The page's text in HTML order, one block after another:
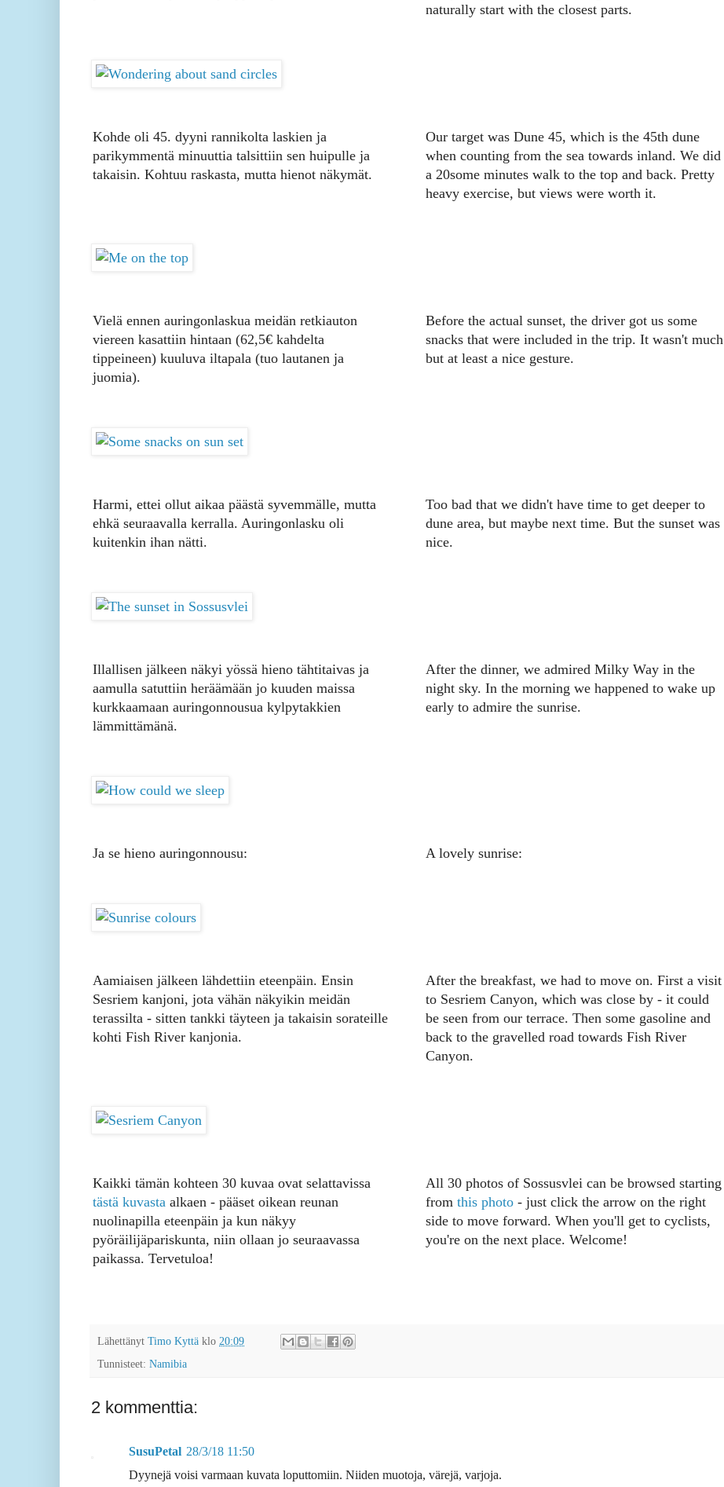
naturally start with the closest parts.
Kohde oli 45. dyyni rannikolta laskien ja
parikymmentä minuuttia talsittiin sen huipulle ja
takaisin. Kohtuu raskasta, mutta hienot näkymät.
Our target was Dune 45, which is the 45th dune
when counting from the sea towards inland. We did
a 20some minutes walk to the top and back. Pretty
heavy exercise, but views were worth it.
Vielä ennen auringonlaskua meidän retkiauton
viereen kasattiin hintaan (62,5€ kahdelta
tippeineen) kuuluva iltapala (tuo lautanen ja
juomia).
Before the actual sunset, the driver got us some
snacks that were included in the trip. It wasn't much
but at least a nice gesture.
Harmi, ettei ollut aikaa päästä syvemmälle, mutta
ehkä seuraavalla kerralla. Auringonlasku oli
kuitenkin ihan nätti.
Too bad that we didn't have time to get deeper to
dune area, but maybe next time. But the sunset was
nice.
Illallisen jälkeen näkyi yössä hieno tähtitaivas ja
aamulla satuttiin heräämään jo kuuden maissa
kurkkaamaan auringonnousua kylpytakkien
lämmittämänä.
After the dinner, we admired Milky Way in the
night sky. In the morning we happened to wake up
early to admire the sunrise.
Ja se hieno auringonnousu: A lovely sunrise:
Aamiaisen jälkeen lähdettiin eteenpäin. Ensin
Sesriem kanjoni, jota vähän näkyikin meidän
terassilta - sitten tankki täyteen ja takaisin sorateille
kohti Fish River kanjonia.
After the breakfast, we had to move on. First a visit
to Sesriem Canyon, which was close by - it could
be seen from our terrace. Then some gasoline and
back to the gravelled road towards Fish River
Canyon.
Kaikki tämän kohteen 30 kuvaa ovat selattavissa
tästä kuvasta alkaen - pääset oikean reunan
nuolinapilla eteenpäin ja kun näkyy
pyöräilijäpariskunta, niin ollaan jo seuraavassa
paikassa. Tervetuloa!
All 30 photos of Sossusvlei can be browsed starting
from this photo- just click the arrow on the right
side to move forward. When you'll get to cyclists,
you're on the next place. Welcome!
Lähettänyt Timo Kyttä klo 20:09
Tunnisteet: Namibia
2 kommenttia:
SusuPetal 28/3/18 11:50
Dyynejä voisi varmaan kuvata loputtomiin. Niiden muotoja, värejä, varjoja.